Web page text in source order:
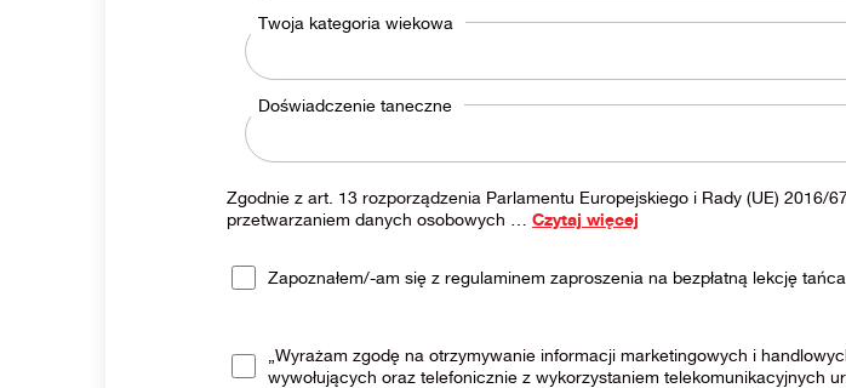
Twoja kategoria wiekowa
Doświadczenie taneczne
Zgodnie z art. 13 rozporządzenia Parlamentu Europejskiego i Rady (UE)
przetwarzaniem danych osobowych
Czytaj więcej
Zapoznałem/-am się z regulaminem zaproszenia na bezpłatną lekcję
„Wyrażam zgodę na otrzymywanie informacji marketingowych i
wywołujących oraz telefonicznie z wykorzystaniem telekomunikacyjnych